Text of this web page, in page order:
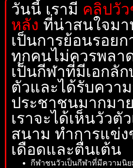
วันนี้ เรามี คลิปวั
หลัง ที่น่าสนใจมา
เป็นการย้อนรอย
ทุกคนไม่ควรพลา
เป็นกีฬาที่มีเอกลั
ตัวและได้รับควา
ประชาชนมากมา
เราจะได้เห็นวัวตั
สนาม ทำการแข่
เดือดและตื่นเต้น
กีฬาชนวัวเป็นกีฬาที่มีความนิ